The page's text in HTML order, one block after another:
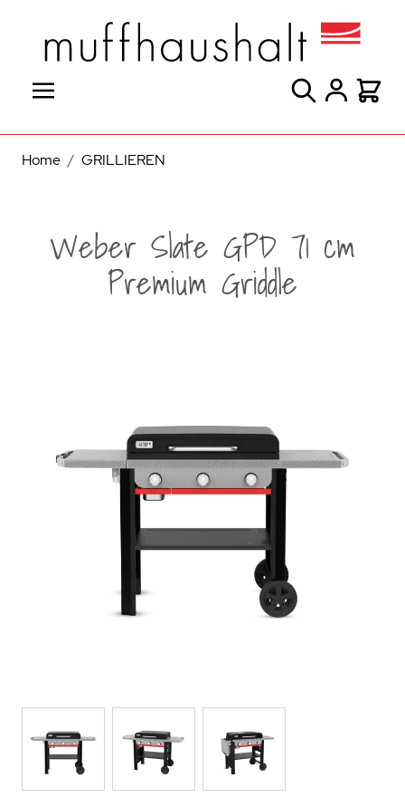
Suche
Home / GRILLIEREN
Weber Slate GPD 71 cm
Premium Griddle